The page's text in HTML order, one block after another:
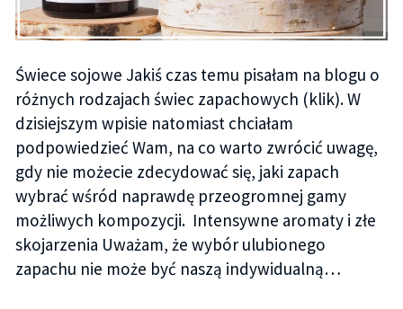
Świece sojowe Jakiś czas temu pisałam na blogu o
różnych rodzajach świec zapachowych (klik). W
dzisiejszym wpisie natomiast chciałam
podpowiedzieć Wam, na co warto zwrócić uwagę,
gdy nie możecie zdecydować się, jaki zapach
wybrać wśród naprawdę przeogromnej gamy
możliwych kompozycji. Intensywne aromaty i złe
skojarzenia Uważam, że wybór ulubionego
zapachu nie może być naszą indywidualną…